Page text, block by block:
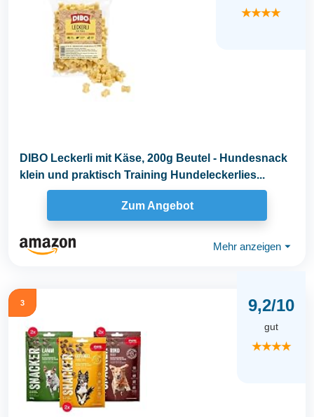
★★★★
DIBO Leckerli mit Käse, 200g Beutel - Hundesnack
klein und praktisch Training Hundeleckerlies...
Zum Angebot
Mehr anzeigen ⏷
3 9,2/10
gut
★★★★